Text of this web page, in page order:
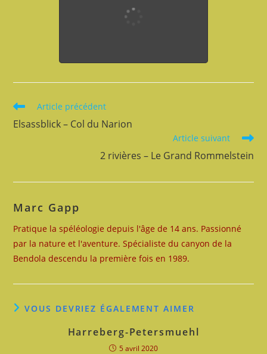
Read
more
articles
Article précédent
Elsassblick – Col du Narion
Article suivant
2 rivières – Le Grand Rommelstein
Marc Gapp
Pratique la spéléologie depuis l'âge de 14 ans. Passionné
par la nature et l'aventure. Spécialiste du canyon de la
Bendola descendu la première fois en 1989.
VOUS DEVRIEZ ÉGALEMENT AIMER
Harreberg-Petersmuehl
5 avril 2020